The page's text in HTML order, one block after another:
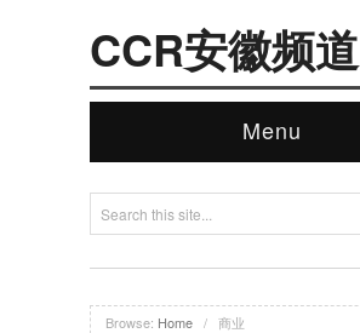
CCR安徽频道
Menu
Browse: Home / 商业